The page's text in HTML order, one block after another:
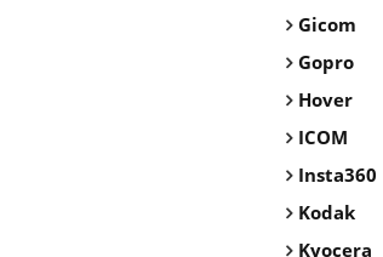
Gicom
Gopro
Hover
ICOM
Insta360
Kodak
Kyocera